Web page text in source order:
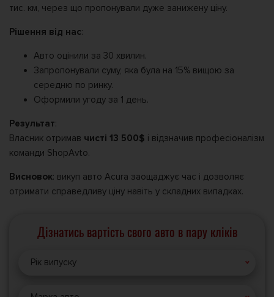
тис. км, через що пропонували дуже занижену ціну.
Рішення від нас:
Авто оцінили за 30 хвилин.
Запропонували суму, яка була на 15% вищою за
середню по ринку.
Оформили угоду за 1 день.
Результат:
Власник отримав чисті 13 500$ і відзначив професіоналізм
команди ShopAvto.
Висновок: викуп авто Acura заощаджує час і дозволяє
отримати справедливу ціну навіть у складних випадках.
Дізнатись вартість свого авто в пару кліків
Рік випуску